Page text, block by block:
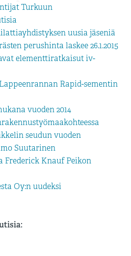
Turkuun
uusia jäseniä
perushinta laskee 26.1.2015
elementtiratkaisut iv-
Rapid-sementin
vuoden 2014
seudun vuoden
Suutarinen
Frederick Knauf Peikon
Oy:n uudeksi